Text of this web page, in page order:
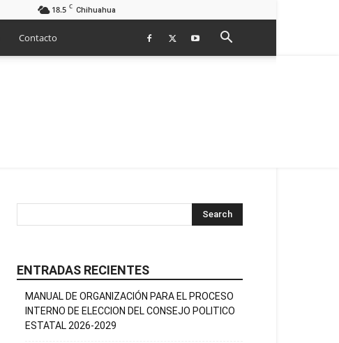
18.5 C Chihuahua
Contacto
ENTRADAS RECIENTES
MANUAL DE ORGANIZACIÓN PARA EL PROCESO
INTERNO DE ELECCION DEL CONSEJO POLITICO
ESTATAL 2026-2029